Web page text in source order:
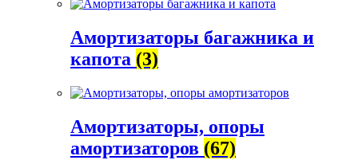
Амортизаторы багажника и
капота (3)
Амортизаторы, опоры
амортизаторов (67)